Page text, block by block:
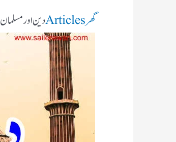
گھرArticlesدین اور مسلمان